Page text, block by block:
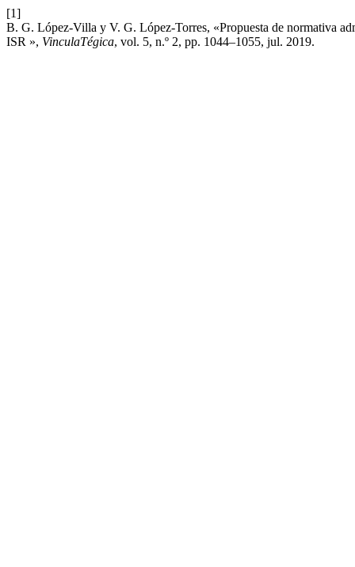
[1]
B. G. López-Villa y V. G. López-Torres, «Propuesta de normativa
ISR », VinculaTégica, vol. 5, n.º 2, pp. 1044–1055, jul. 2019.